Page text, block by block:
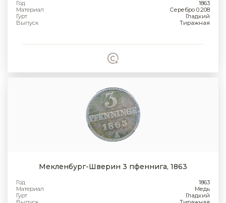
Год
1863
Материал
Серебро 0.208
Гурт
Гладкий
Выпуск
Тиражная
Мекленбург-Шверин 3 пфеннига, 1863
Год
1863
Материал
Медь
Гурт
Гладкий